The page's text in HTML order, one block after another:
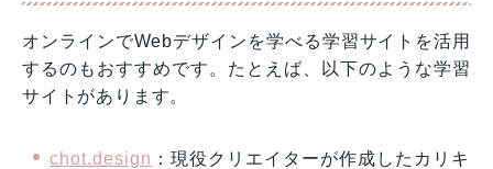
オンラインでWebデザインを学べる学習サイトを活用
するのもおすすめです。たとえば、以下のような学習
サイトがあります。
chot.design ：現役クリエイターが作成したカリキ